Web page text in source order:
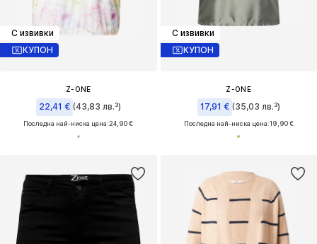
С извивки
КУПОН
Z-ONE
22,41 € (43,83 лв.³)
Последна най-ниска цена:24,90 €
С извивки
КУПОН
Z-ONE
17,91 € (35,03 лв.³)
Последна най-ниска цена:19,90 €